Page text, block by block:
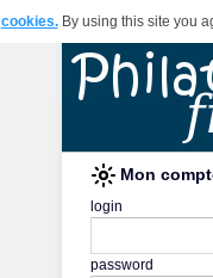
cookies.By using this site you
Mon
login
password